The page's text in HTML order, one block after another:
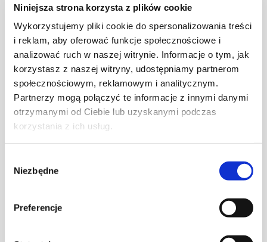
Niniejsza strona korzysta z plików cookie
Wykorzystujemy pliki cookie do spersonalizowania treści
i reklam, aby oferować funkcje społecznościowe i
analizować ruch w naszej witrynie. Informacje o tym, jak
korzystasz z naszej witryny, udostępniamy partnerom
społecznościowym, reklamowym i analitycznym.
Partnerzy mogą połączyć te informacje z innymi danymi
otrzymanymi od Ciebie lub uzyskanymi podczas
korzystania z ich usług.
zgody
Niezbędne
Preferencje
oczekujesz jakości ,
która nie ma sobie równych
Efekt zależy od surowców, jak też od włożonej
pracy. Dlatego nie tylko korzystamy
ze sprawdzonych półproduktów, ale również stale
podnosimy swoje kwalifikacje i zbieramy nowe
doświadczenia. W kwestii jakości smyczy
reklamowych z nadrukiem nie uznajemy żadnych
kompromisów.
doceniasz rewelacyjną
współpracę